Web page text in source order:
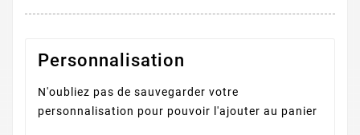
Personnalisation
N'oubliez pas de sauvegarder votre
personnalisation pour pouvoir l'ajouter au panier